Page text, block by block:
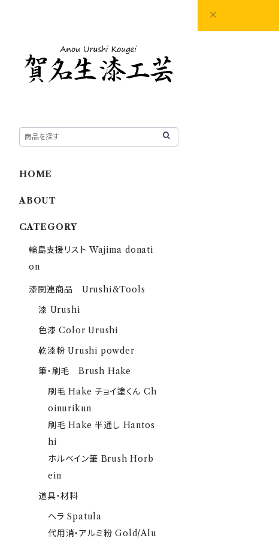
HOME
ABOUT
CATEGORY
輪島支援リスト Wajima donati
on
漆関連商品 Urushi&Tools
漆 Urushi
色漆 Color Urushi
乾漆粉 Urushi powder
筆・刷毛 Brush Hake
刷毛 Hake チョイ塗くん Ch
oinurikun
刷毛 Hake 半通し Hantos
hi
ホルベイン筆 Brush Horb
ein
道具・材料
ヘラ Spatula
代用消・アルミ粉 Gold/Alu